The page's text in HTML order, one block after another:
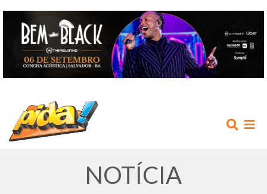
NOTÍCIA